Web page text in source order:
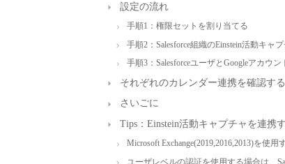
設定の流れ
手順1：権限セットを割り当てる
手順2：Salesforce組織のEinstein活動キャ
手順3：SalesforceユーザとGoogleアカウ
それぞれのカレンダー連携を確認する
さいごに
Tips：Einstein活動キャプチャを連携
Microsoft Exchange(2019,2016,2013)を使
ユーザレベルの認証を使用する場合は、